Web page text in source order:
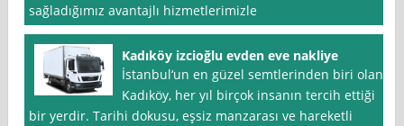
sağladığımız avantajlı hizmetlerimizle
Kadıköy izcioğlu evden eve nakliye
İstanbul‘un en güzel semtlerinden biri olan
Kadıköy, her yıl birçok insanın tercih ettiği
bir yerdir. Tarihi dokusu, eşsiz manzarası ve hareketli